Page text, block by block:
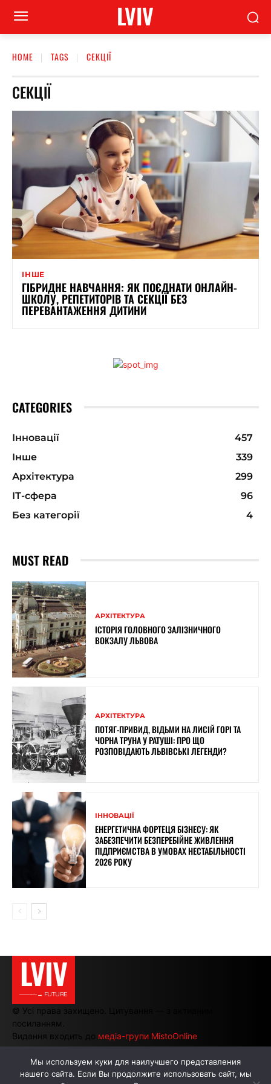
LVIV
HOME TAGS СЕКЦІЇ
СЕКЦІЇ
ІНШЕ
ГІБРИДНЕ НАВЧАННЯ: ЯК ПОЄДНАТИ ОНЛАЙН-
ШКОЛУ, РЕПЕТИТОРІВ ТА СЕКЦІЇ БЕЗ
ПЕРЕВАНТАЖЕННЯ ДИТИНИ
CATEGORIES
Інновації
457
Інше
339
Архітектура
299
ІТ-сфера
96
Без категорії
4
MUST READ
АРХІТЕКТУРА
ІСТОРІЯ ГОЛОВНОГО ЗАЛІЗНИЧНОГО
ВОКЗАЛУ ЛЬВОВА
АРХІТЕКТУРА
ПОТЯГ-ПРИВИД, ВІДЬМИ НА ЛИСІЙ ГОРІ ТА
ЧОРНА ТРУНА У РАТУШІ: ПРО ЩО
РОЗПОВІДАЮТЬ ЛЬВІВСЬКІ ЛЕГЕНДИ?
ІННОВАЦІЇ
ЕНЕРГЕТИЧНА ФОРТЕЦЯ БІЗНЕСУ: ЯК
ЗАБЕЗПЕЧИТИ БЕЗПЕРЕБІЙНЕ ЖИВЛЕННЯ
ПІДПРИЄМСТВА В УМОВАХ НЕСТАБІЛЬНОСТІ
2026 РОКУ
LVIV
———→ FUTURE
© Усі права захищено. Цитування — з активним
посиланням.
Видання входить до медіа-групи MistoOnline
АВТОРИ РЕКЛАМА НА САЙТІ
Мы используем куки для наилучшего представления
нашего сайта. Если Вы продолжите использовать сайт, мы